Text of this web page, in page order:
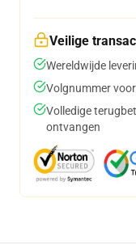
Veilige
Wereldwijde
Volgnummer
Volledige
ontvangen